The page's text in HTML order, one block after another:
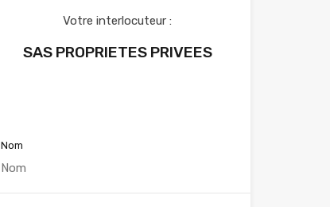
Votre interlocuteur :
SAS PROPRIETES PRIVEES
Nom